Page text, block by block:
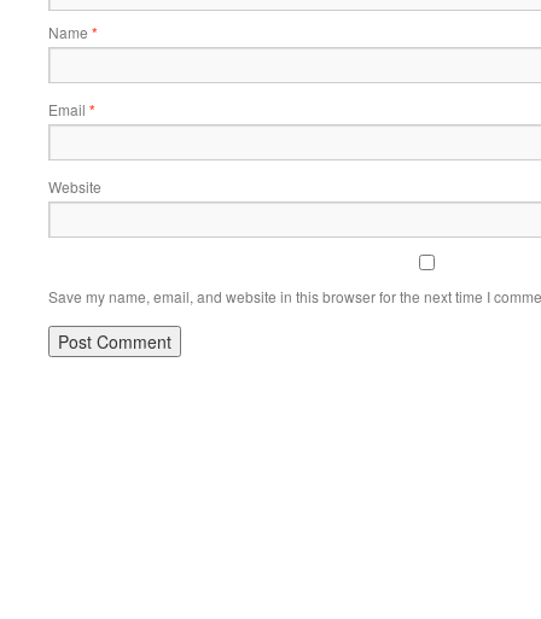
Name *
Email *
Website
Save my name, email, and website in this browser for the next time I